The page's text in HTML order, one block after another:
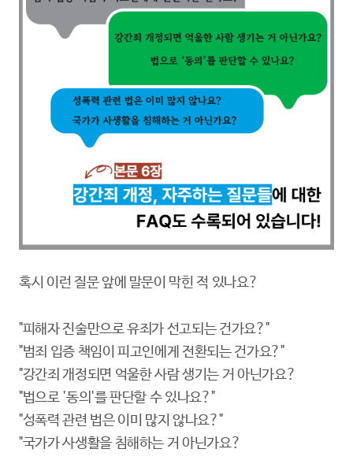
혹시 이런 질문 앞에 말문이 막힌 적 있나요?
"피해자 진술만으로 유죄가 선고되는 건가요?"
"범죄 입증 책임이 피고인에게 전환되는 건가요?"
"강간죄 개정되면 억울한 사람 생기는 거 아닌가요?
"법으로 '동의'를 판단할 수 있나요?"
"성폭력 관련 법은 이미 많지 않나요?"
"국가가 사생활을 침해하는 거 아닌가요?